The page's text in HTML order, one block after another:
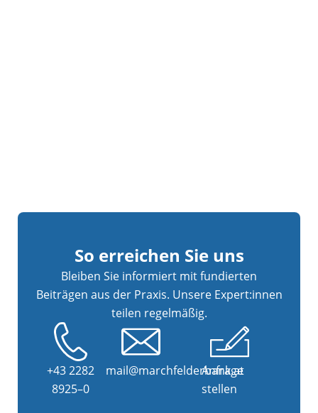
So erreichen Sie uns
Bleiben Sie informiert mit fundierten
Beiträgen aus der Praxis. Unsere Expert:innen
teilen regelmäßig.
+43 2282
8925–0
mail@marchfelderbank.at
Anfrage
stellen